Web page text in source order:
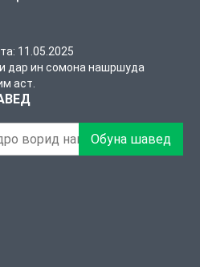
11.05.2025
дар ин сомона нашршуда
аст.
Обуна шавед